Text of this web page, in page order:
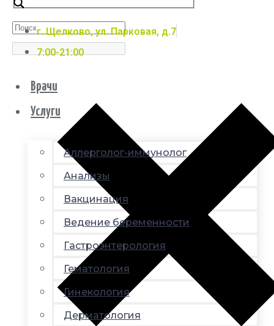
г. Щелково, ул. Парковая, д.7
7:00-21:00
Врачи
Услуги
Аллерголог-иммунолог
Анализы
Вакцинация
Ведение беременности
Гастроэнтерология
Гематология
Гинекология
Дерматология